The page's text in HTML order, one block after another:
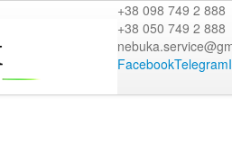
+38 098 749 2 888
+38 050 749 2 888
FacebookTelegram